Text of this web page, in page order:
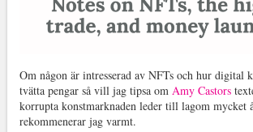
Om någon är intresserad av NFTs och hur digital
tvätta pengar så vill jag tipsa om Amy Castors
korrupta konstmarknaden leder till lagom mycket
rekommenerar jag varmt.